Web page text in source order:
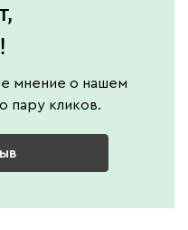
мнение о нашем
пару кликов.